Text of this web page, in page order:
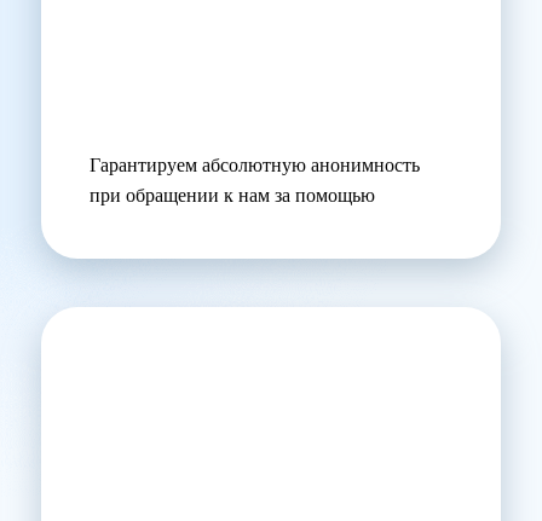
Гарантируем абсолютную анонимность
при обращении к нам за помощью